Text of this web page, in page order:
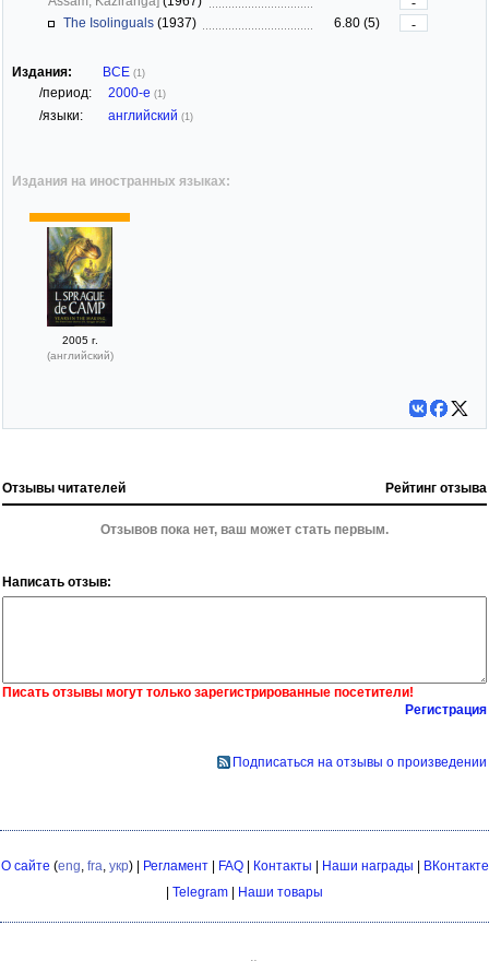
The Isolinguals (1937) 6.80 (5) -
Издания: ВСЕ (1)
/период: 2000-е (1)
/языки: английский (1)
Издания на иностранных языках:
2005 г.
(английский)
Отзывы читателей Рейтинг отзыва
Отзывов пока нет, ваш может стать первым.
Написать отзыв:
Писать отзывы могут только зарегистрированные посетители!
Регистрация
Подписаться на отзывы о произведении
О сайте (eng fra укр) | Регламент| FAQ| Контакты | Наши награды | ВКонтакте
| Telegram | Наши товары